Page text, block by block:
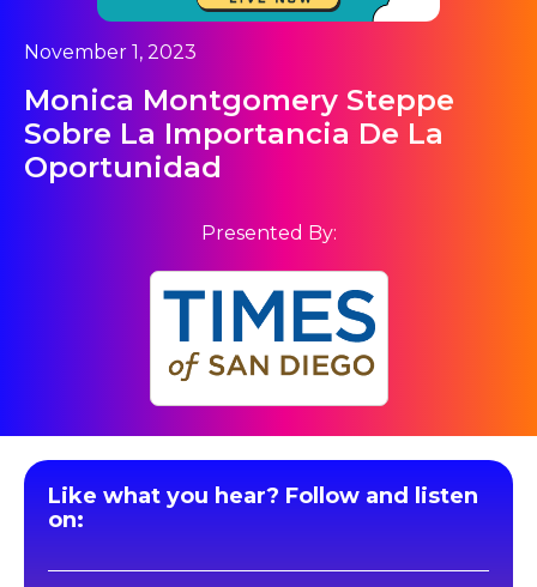
November 1, 2023
Monica Montgomery Steppe
Sobre La Importancia De La
Oportunidad
Presented By:
Like what you hear? Follow and listen
on: